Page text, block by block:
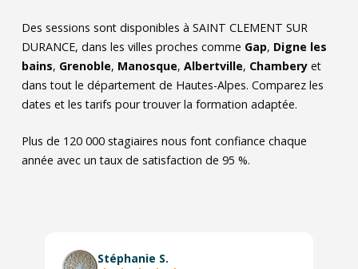
Des sessions sont disponibles à SAINT CLEMENT SUR
DURANCE, dans les villes proches comme Gap, Digne les
bains, Grenoble, Manosque, Albertville, Chamberyet
dans tout le département de Hautes-Alpes. Comparez les
dates et les tarifs pour trouver la formation adaptée.
Plus de 120 000 stagiaires nous font confiance chaque
année avec un taux de satisfaction de 95 %.
Stéphanie S.